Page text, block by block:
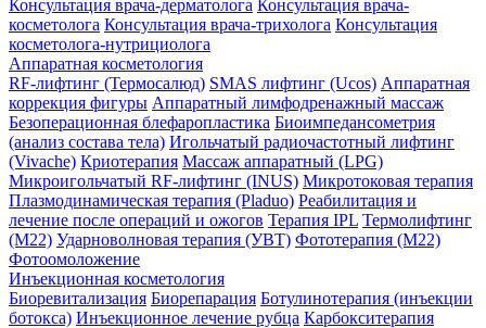
Консультация врача-дерматолога Консультация врача-
косметолога Консультация врача-трихолога Консультация
косметолога-нутрициолога
Аппаратная косметология
RF-лифтинг (Термосалюд) SMAS лифтинг (Ucos) Аппаратная
коррекция фигуры Аппаратный лимфодренажный массаж
Безоперационная блефаропластика Биоимпедансометрия
(анализ состава тела) Игольчатый радиочастотный лифтинг
(Vivache) Криотерапия Массаж аппаратный (LPG)
Микроигольчатый RF-лифтинг (INUS) Микротоковая терапия
Плазмодинамическая терапия (Pladuo) Реабилитация и
лечение после операций и ожогов Терапия IPL Термолифтинг
(M22) Ударноволновая терапия (УВТ) Фототерапия (М22)
Фотоомоложение
Инъекционная косметология
Биоревитализация Биорепарация Ботулинотерапия (инъекции
ботокса) Инъекционное лечение рубца Карбокситерапия